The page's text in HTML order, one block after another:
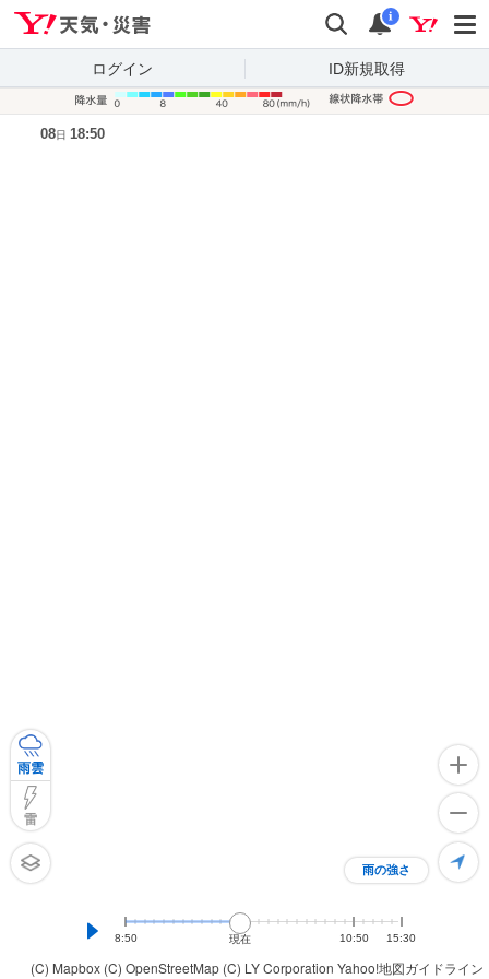
検索 通知
i
ログイン ID新規取得
(C) Mapbox (C) OpenStreetMap (C) LY Corporation Yahoo!地図ガイドライン
雨の強さ
雨雲
雷
8:50 現在 10:50 15:30
08日 18:50